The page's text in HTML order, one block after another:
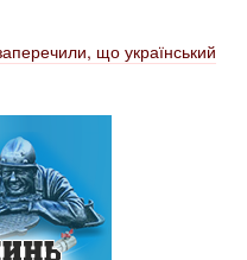
що український